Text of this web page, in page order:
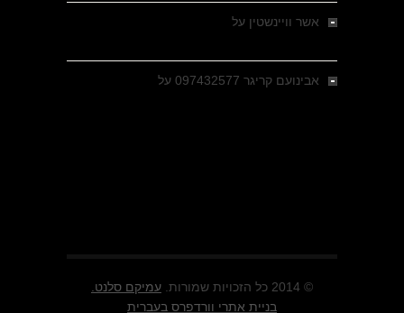
אשר וויינשטין על
אבינועם קריגר 097432577 על
© 2014 כל הזכויות שמורות.
עמיקם סלנט.
בניית אתרי וורדפרס בעברית